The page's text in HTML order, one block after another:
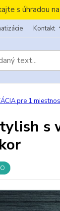
s úhradou
Kontakt
pre 1
s